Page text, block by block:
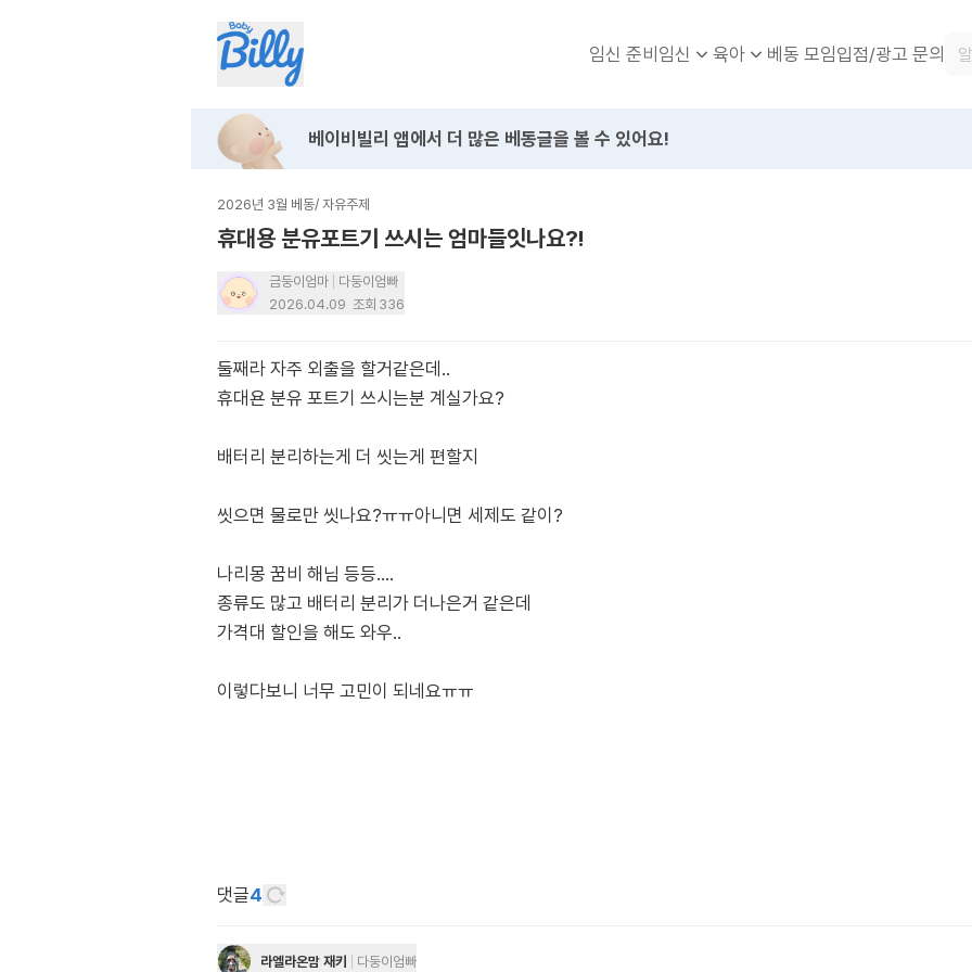
임신 준비임신 육아 베동 모임입점/광고 문의
베이비빌리 앱에서 더 많은 베동글을 볼 수 있어요!
2026년 3월 베동/ 자유주제
휴대용 분유포트기 쓰시는 엄마들잇나요?!
금둥이엄마
다둥이엄빠
2026.04.09 조회 336
둘째라 자주 외출을 할거같은데..
휴대욘 분유 포트기 쓰시는분 계실가요?
배터리 분리하는게 더 씻는게 편할지
씻으면 물로만 씻나요?ㅠㅠ아니면 세제도 같이?
나리몽 꿈비 해님 등등....
종류도 많고 배터리 분리가 더나은거 같은데
가격대 할인을 해도 와우..
이렇다보니 너무 고민이 되네요ㅠㅠ
댓글4
라엘라온맘 재키 다둥이엄빠